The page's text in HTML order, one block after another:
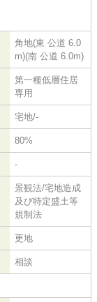
角地(東 公道 6.0
m)(南 公道 6.0m)
第一種低層住居
専用
宅地/-
80%
-
景観法/宅地造成
及び特定盛土等
規制法
更地
相談